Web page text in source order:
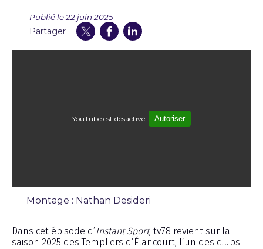
Publié le 22 juin 2025
Partager
YouTube est désactivé. Autoriser
Montage : Nathan Desideri
Dans cet épisode d’Instant Sport, tv78 revient sur la
saison 2025 des Templiers d’Élancourt, l’un des clubs